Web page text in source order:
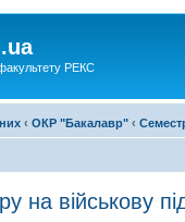
РЕКС
‹ ОКР "Бакалавр" ‹
на військову